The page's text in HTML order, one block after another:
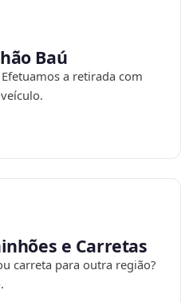
Baú
a retirada com
e Carretas
carreta para outra região?